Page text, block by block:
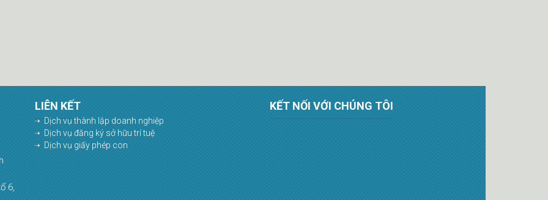
6,
LIÊN KẾT
Dịch vụ thành lập doanh nghiệp
Dịch vụ đăng ký sở hữu trí tuệ
Dịch vụ giấy phép con
KẾT NỐI VỚI CHÚNG TÔI